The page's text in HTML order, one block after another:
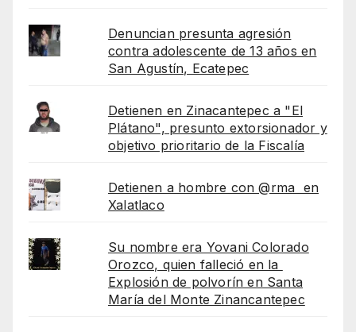
Denuncian presunta agresión
contra adolescente de 13 años en
San Agustín, Ecatepec
Detienen en Zinacantepec a "El
Plátano", presunto extorsionador y
objetivo prioritario de la Fiscalía
Detienen a hombre con @rma en
Xalatlaco
Su nombre era Yovani Colorado
Orozco, quien falleció en la
Explosión de polvorín en Santa
María del Monte Zinancantepec